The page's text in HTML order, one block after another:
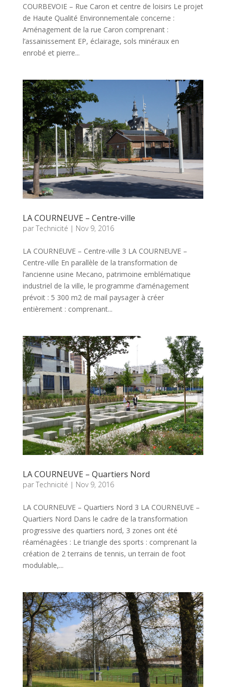
COURBEVOIE – Rue Caron et centre de loisirs Le projet
de Haute Qualité Environnementale concerne :
Aménagement de la rue Caron comprenant :
l’assainissement EP, éclairage, sols minéraux en
enrobé et pierre...
LA COURNEUVE – Centre-ville
par Technicité | Nov 9, 2016
LA COURNEUVE – Centre-ville 3 LA COURNEUVE –
Centre-ville En parallèle de la transformation de
l’ancienne usine Mecano, patrimoine emblématique
industriel de la ville, le programme d’aménagement
prévoit : 5 300 m2 de mail paysager à créer
entièrement : comprenant...
LA COURNEUVE – Quartiers Nord
par Technicité | Nov 9, 2016
LA COURNEUVE – Quartiers Nord 3 LA COURNEUVE –
Quartiers Nord Dans le cadre de la transformation
progressive des quartiers nord, 3 zones ont été
réaménagées : Le triangle des sports : comprenant la
création de 2 terrains de tennis, un terrain de foot
modulable,...